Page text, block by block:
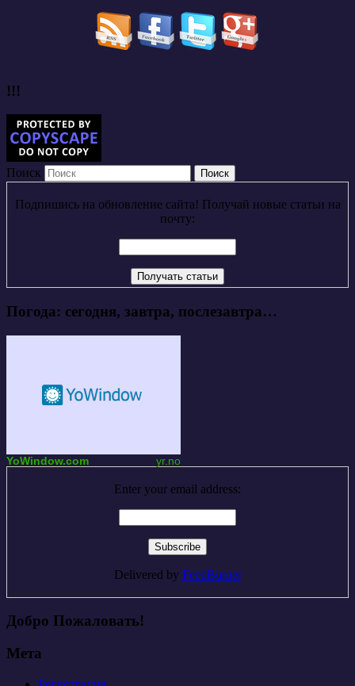
!!!
Поиск
Подпишись на обновление сайта! Получай новые статьи на
почту:
Погода: сегодня, завтра, послезавтра…
YoWindow.com yr.no
Enter your email address:
Delivered by FeedBurner
Добро Пожаловать!
Мета